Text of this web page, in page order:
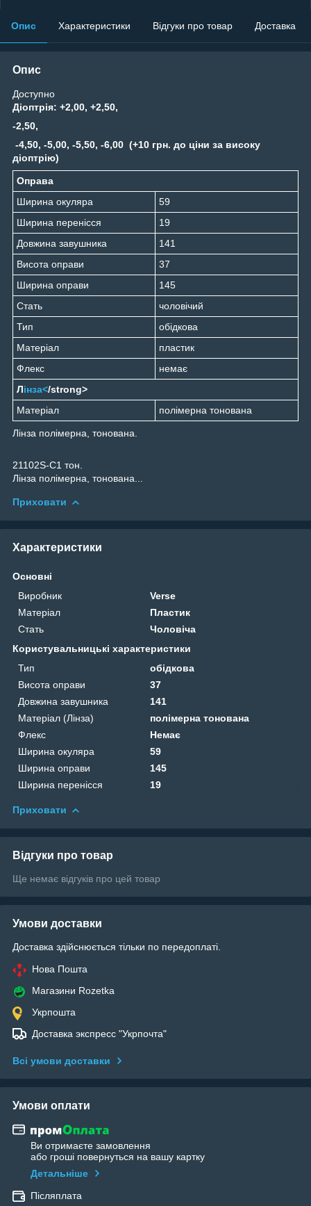
Опис Характеристики Відгуки про товар Доставка
Опис
Доступно
Діоптрія: +2,00, +2,50,
-2,50,
-4,50, -5,00, -5,50, -6,00 (+10 грн. до ціни за високу
діоптрію)
Оправа
Ширина окуляра
59
Ширина перенісся
19
Довжина завушника
141
Висота оправи
37
Ширина оправи
145
Стать
чоловічий
Тип
обідкова
Матеріал
пластик
Флекс
немає
Лінза</strong>
Матеріал
полімерна тонована
Лінза полімерна, тонована.
21102S-C1 тон.
Лінза полімерна, тонована...
Приховати
Характеристики
Основні
Виробник
Verse
Матеріал
Пластик
Стать
Чоловіча
Користувальницькі характеристики
Тип
обідкова
Висота оправи
37
Довжина завушника
141
Матеріал (Лінза)
полімерна тонована
Флекс
Немає
Ширина окуляра
59
Ширина оправи
145
Ширина перенісся
19
Приховати
Відгуки про товар
Ще немає відгуків про цей товар
Умови доставки
Доставка здійснюється тільки по передоплаті.
Нова Пошта
Магазини Rozetka
Укрпошта
Доставка экспресс "Укрпочта"
Всі умови доставки
Умови оплати
Ви отримаєте замовлення
або гроші повернуться на вашу картку
Детальніше
Післяплата